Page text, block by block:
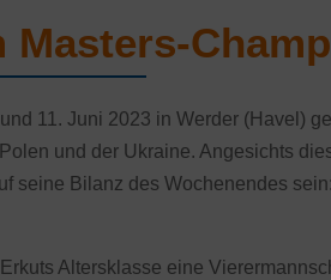
11. Juni 2023 in Werder (Havel)
und der Ukraine. Angesichts
seine Bilanz des Wochenendes
Altersklasse eine